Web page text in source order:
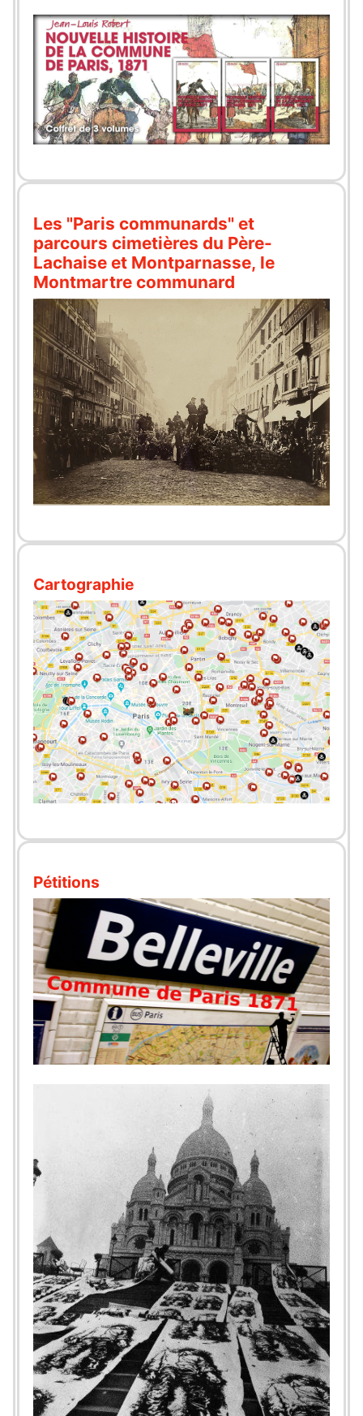
Les "Paris communards" et
parcours cimetières du Père-
Lachaise et Montparnasse, le
Montmartre communard
Cartographie
Pétitions